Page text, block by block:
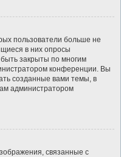
пользователи больше не
в них опросы
закрыты по многим
конференции. Вы
созданные вами темы, в
администратором
связанные с